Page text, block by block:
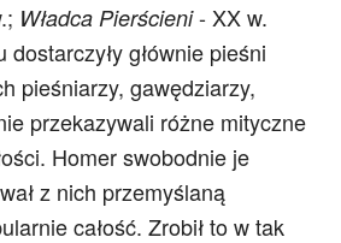
Władca Pierścieni- XX w.
dostarczyły głównie pieśni
pieśniarzy, gawędziarzy,
przekazywali różne mityczne
Homer swobodnie je
z nich przemyślaną
całość. Zrobił to w tak